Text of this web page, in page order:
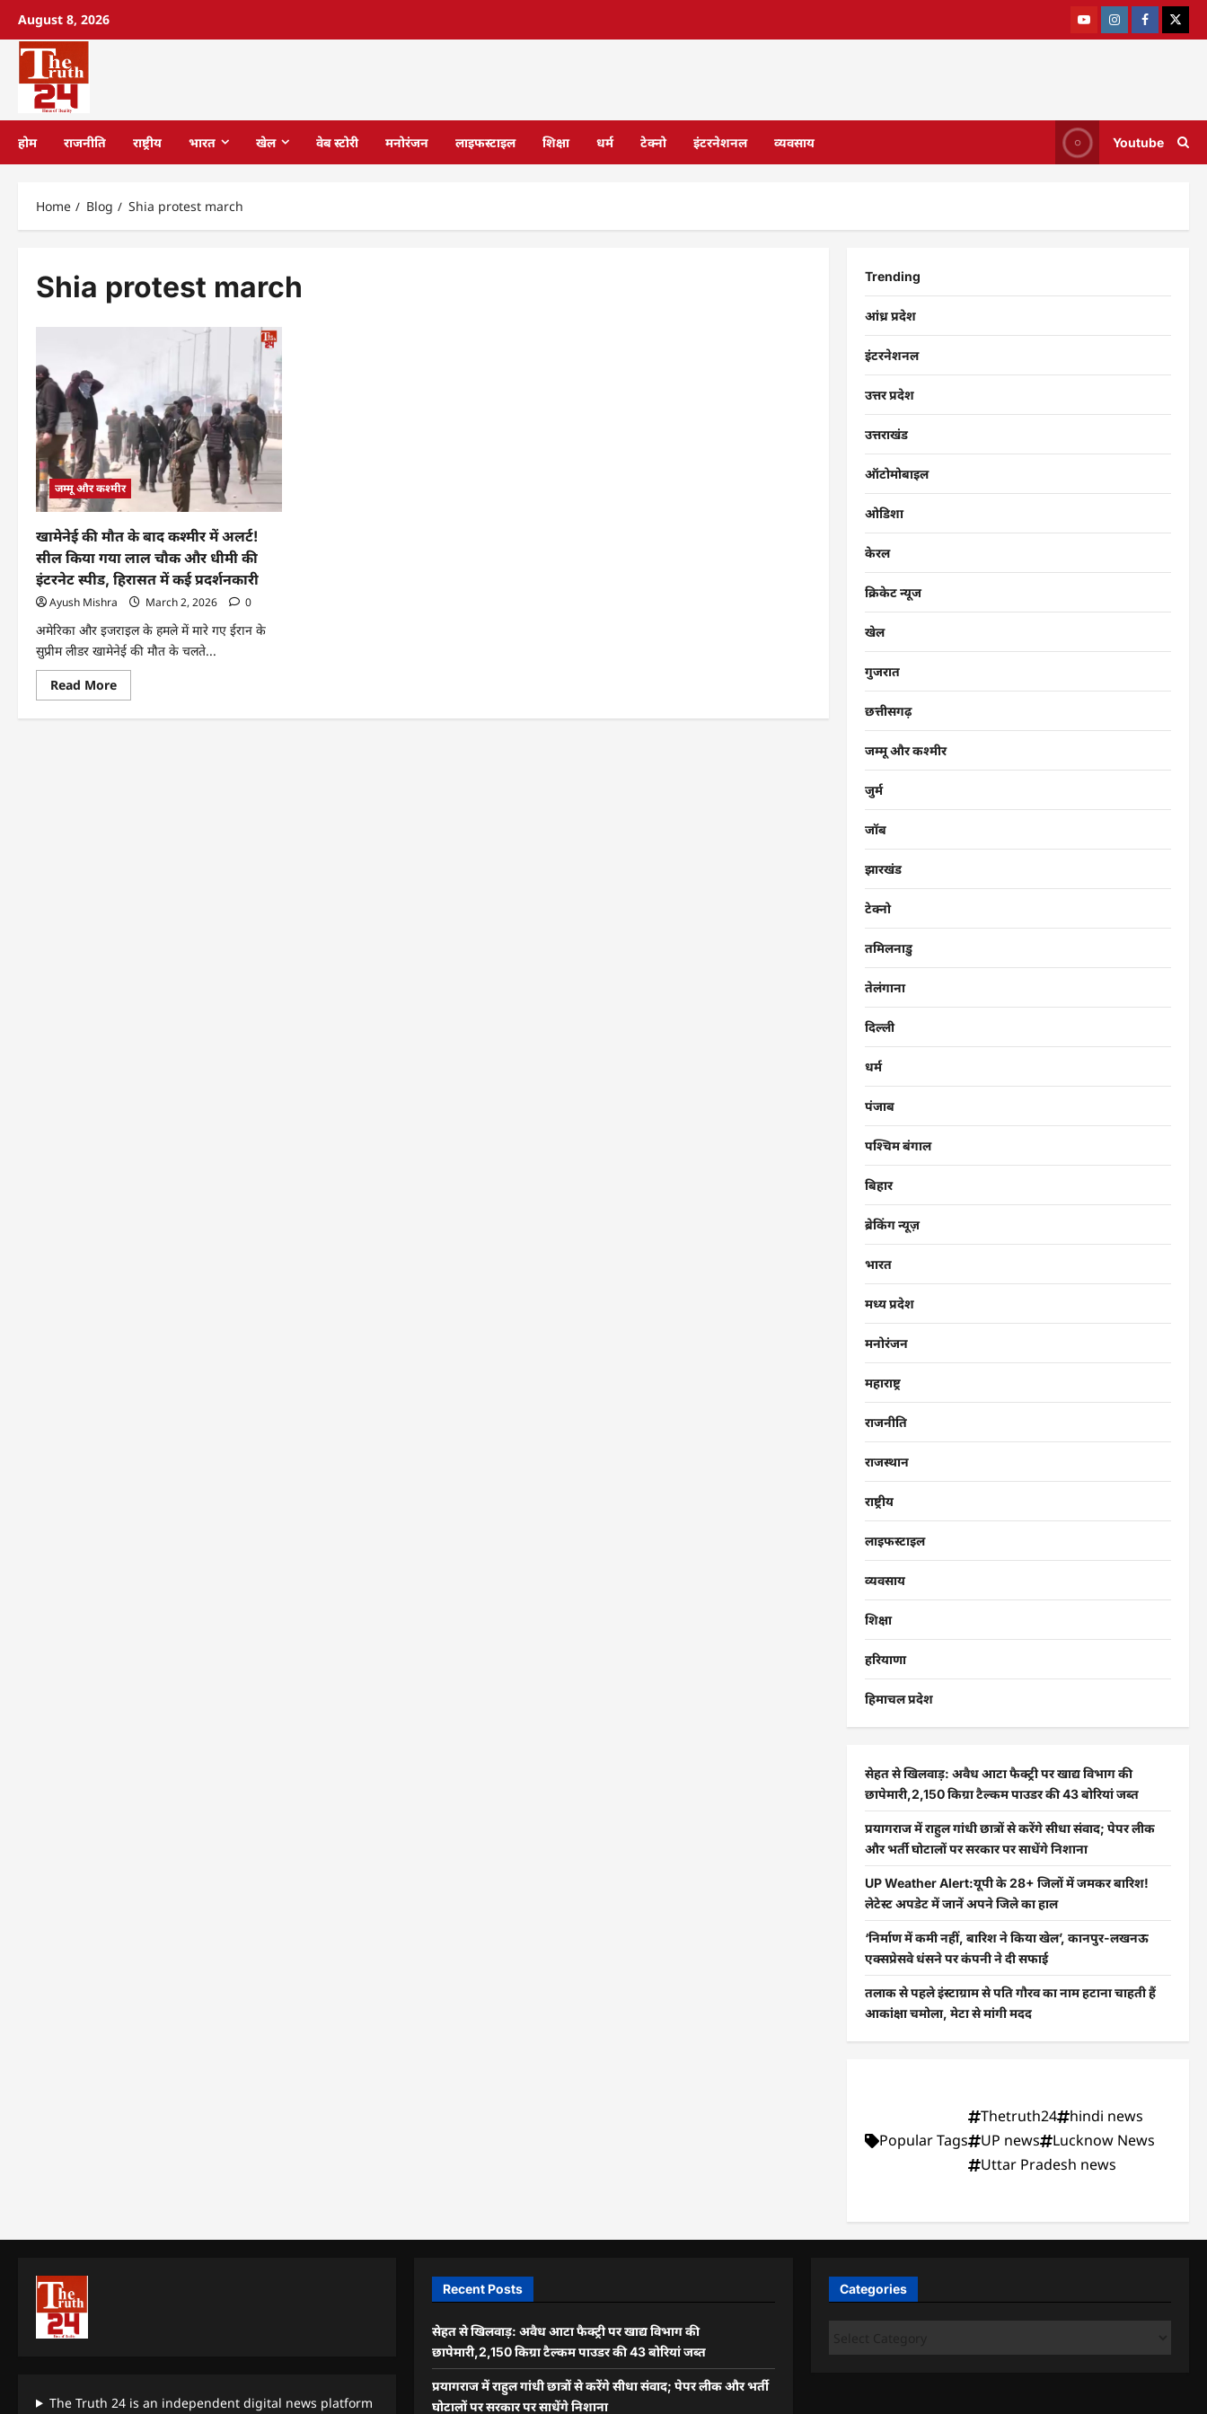
August 8, 2026
होम राजनीति राष्ट्रीय भारत खेल वेब स्टोरी मनोरंजन लाइफस्टाइल शिक्षा धर्म टेक्नो इंटरनेशनल व्यवसाय Youtube
Home Blog Shia protest march
Shia protest march
जम्मू और कश्मीर
खामेनेई की मौत के बाद कश्मीर में अलर्ट!
सील किया गया लाल चौक और धीमी की
इंटरनेट स्पीड, हिरासत में कई प्रदर्शनकारी
Ayush Mishra March 2, 2026 0
अमेरिका और इजराइल के हमले में मारे गए ईरान के
सुप्रीम लीडर खामेनेई की मौत के चलते...
Read More
Trending
आंध्र प्रदेश
इंटरनेशनल
उत्तर प्रदेश
उत्तराखंड
ऑटोमोबाइल
ओडिशा
केरल
क्रिकेट न्यूज
खेल
गुजरात
छत्तीसगढ़
जम्मू और कश्मीर
जुर्म
जॉब
झारखंड
टेक्नो
तमिलनाडु
तेलंगाना
दिल्ली
धर्म
पंजाब
पश्चिम बंगाल
बिहार
ब्रेकिंग न्यूज़
भारत
मध्य प्रदेश
मनोरंजन
महाराष्ट्र
राजनीति
राजस्थान
राष्ट्रीय
लाइफस्टाइल
व्यवसाय
शिक्षा
हरियाणा
हिमाचल प्रदेश
सेहत से खिलवाड़: अवैध आटा फैक्ट्री पर खाद्य विभाग की
छापेमारी,2,150 किग्रा टैल्कम पाउडर की 43 बोरियां जब्त
प्रयागराज में राहुल गांधी छात्रों से करेंगे सीधा संवाद; पेपर लीक
और भर्ती घोटालों पर सरकार पर साधेंगे निशाना
UP Weather Alert:यूपी के 28+ जिलों में जमकर बारिश!
लेटेस्ट अपडेट में जानें अपने जिले का हाल
‘निर्माण में कमी नहीं, बारिश ने किया खेल’, कानपुर-लखनऊ
एक्सप्रेसवे धंसने पर कंपनी ने दी सफाई
तलाक से पहले इंस्टाग्राम से पति गौरव का नाम हटाना चाहती हैं
आकांक्षा चमोला, मेटा से मांगी मदद
Popular Tags
Thetruth24
hindi news
UP news
Lucknow News
Uttar Pradesh news
The Truth 24 is an independent digital news platform
Recent Posts
सेहत से खिलवाड़: अवैध आटा फैक्ट्री पर खाद्य विभाग की
छापेमारी,2,150 किग्रा टैल्कम पाउडर की 43 बोरियां जब्त
प्रयागराज में राहुल गांधी छात्रों से करेंगे सीधा संवाद; पेपर लीक और भर्ती
घोटालों पर सरकार पर साधेंगे निशाना
Categories